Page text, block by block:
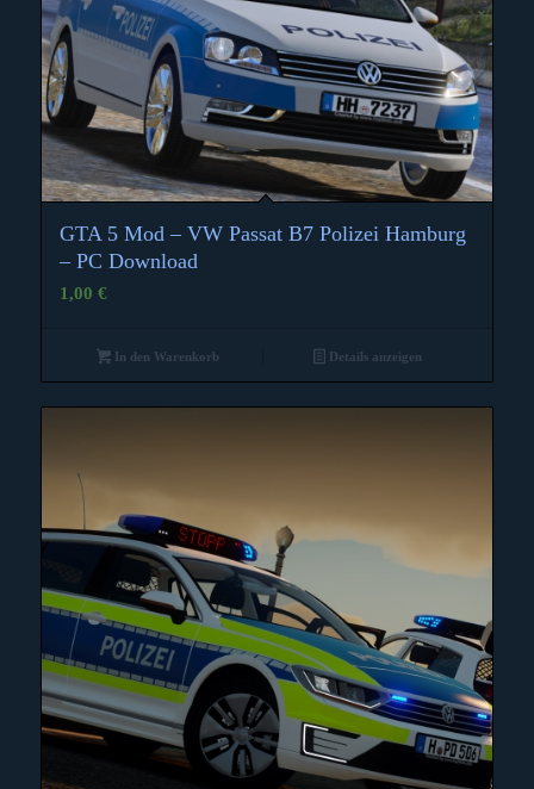
GTA 5 Mod – VW Passat B7 Polizei Hamburg
– PC Download
1,00 €
In den Warenkorb Details anzeigen